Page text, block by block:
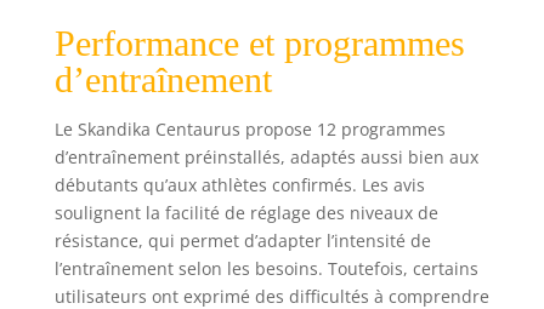
ergomètre possède
et une mesure du
taux de
récupération
cardiaque, qui
s'effectue via les
capteurs de pouls
manuels situés sur
Performance et programmes
d’entraînement
Le Skandika Centaurus propose 12 programmes
d’entraînement préinstallés, adaptés aussi bien aux
débutants qu’aux athlètes confirmés. Les avis
soulignent la facilité de réglage des niveaux de
résistance, qui permet d’adapter l’intensité de
l’entraînement selon les besoins. Toutefois, certains
utilisateurs ont exprimé des difficultés à comprendre